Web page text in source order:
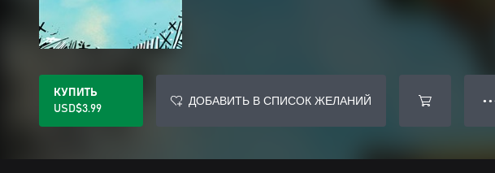
КУПИТЬ
USD$3.99
ДОБАВИТЬ В СПИСОК ЖЕЛАНИЙ ● ●